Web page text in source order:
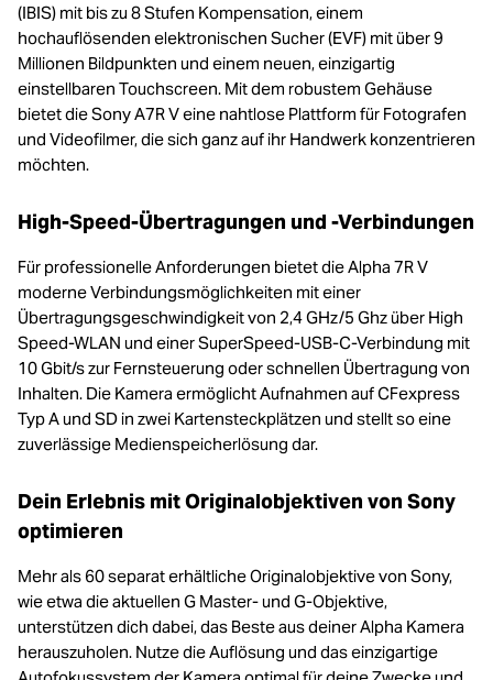
(IBIS) mit bis zu 8 Stufen Kompensation, einem
hochauflösenden elektronischen Sucher (EVF) mit über 9
Millionen Bildpunkten und einem neuen, einzigartig
einstellbaren Touchscreen. Mit dem robustem Gehäuse
bietet die Sony A7R V eine nahtlose Plattform für Fotografen
und Videofilmer, die sich ganz auf ihr Handwerk konzentrieren
möchten.
High-Speed-Übertragungen und -Verbindungen
Für professionelle Anforderungen bietet die Alpha 7R V
moderne Verbindungsmöglichkeiten mit einer
Übertragungsgeschwindigkeit von 2,4 GHz/5 Ghz über High
Speed-WLAN und einer SuperSpeed-USB-C-Verbindung mit
10 Gbit/s zur Fernsteuerung oder schnellen Übertragung von
Inhalten. Die Kamera ermöglicht Aufnahmen auf CFexpress
Typ A und SD in zwei Kartensteckplätzen und stellt so eine
zuverlässige Medienspeicherlösung dar.
Dein Erlebnis mit Originalobjektiven von Sony
optimieren
Mehr als 60 separat erhältliche Originalobjektive von Sony,
wie etwa die aktuellen G Master- und G-Objektive,
unterstützen dich dabei, das Beste aus deiner Alpha Kamera
herauszuholen. Nutze die Auflösung und das einzigartige